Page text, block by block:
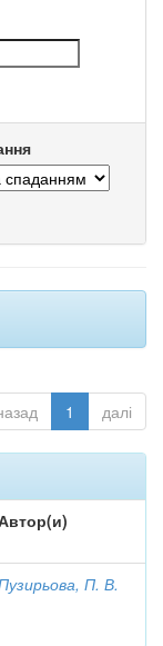
1 далі
П. В.